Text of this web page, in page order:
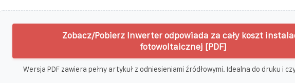
Zobacz/Pobierz Inwerter odpowiada za cały koszt
fotowoltaicznej [PDF]
Wersja PDF zawiera pełny artykuł z odniesieniami źródłowymi. Idealna do druku i